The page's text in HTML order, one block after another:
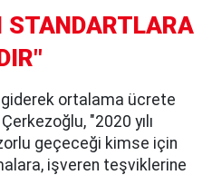
STANDARTLARA
ortalama ücrete
"2020 yılı
geçeceği kimse için
işveren teşviklerine